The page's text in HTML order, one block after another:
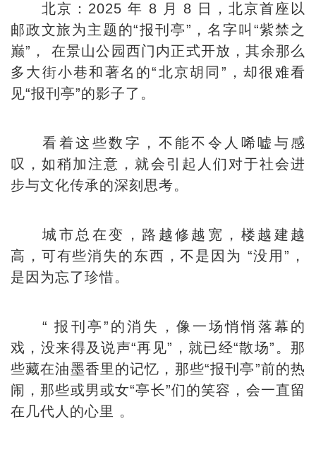
北京：2025 年 8 月 8 日，北京首座以
邮政文旅为主题的“报刊亭”，名字叫“紫禁之
巅”， 在景山公园西门内正式开放，其余那么
多大街小巷和著名的“北京胡同”，却很难看
见“报刊亭”的影子了。
看着这些数字，不能不令人唏嘘与感
叹，如稍加注意，就会引起人们对于社会进
步与文化传承的深刻思考。
城市总在变，路越修越宽，楼越建越
高，可有些消失的东西，不是因为 “没用”，
是因为忘了珍惜。
“ 报刊亭”的消失，像一场悄悄落幕的
戏，没来得及说声“再见”，就已经“散场”。那
些藏在油墨香里的记忆，那些“报刊亭”前的热
闹，那些或男或女“亭长”们的笑容，会一直留
在几代人的心里 。